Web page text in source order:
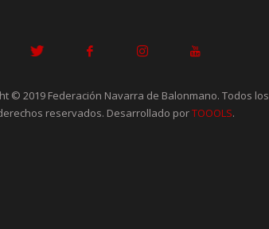
© 2019 Federación Navarra de Balonmano. Todos los
reservados. Desarrollado porTOOOLS.